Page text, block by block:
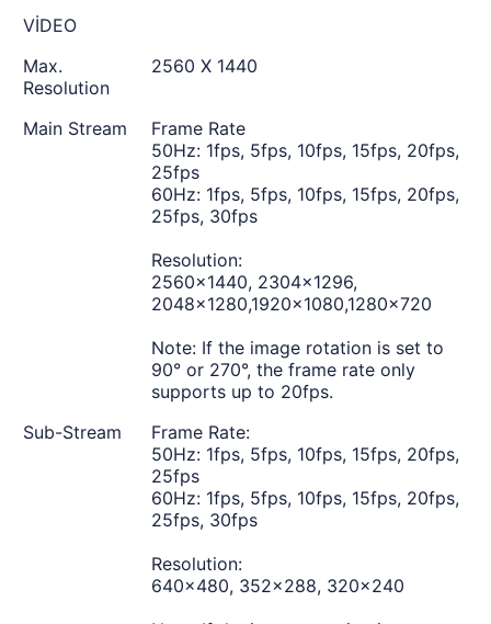
VİDEO
Max.
Resolution
2560 X 1440
Main Stream
Frame Rate
50Hz: 1fps, 5fps, 10fps, 15fps, 20fps,
25fps
60Hz: 1fps, 5fps, 10fps, 15fps, 20fps,
25fps, 30fps
Resolution:
2560x1440, 2304x1296,
2048x1280,1920x1080,1280x720
Note: If the image rotation is set to
90° or 270°, the frame rate only
supports up to 20fps.
Sub-Stream
Frame Rate:
50Hz: 1fps, 5fps, 10fps, 15fps, 20fps,
25fps
60Hz: 1fps, 5fps, 10fps, 15fps, 20fps,
25fps, 30fps
Resolution:
640x480, 352x288, 320x240